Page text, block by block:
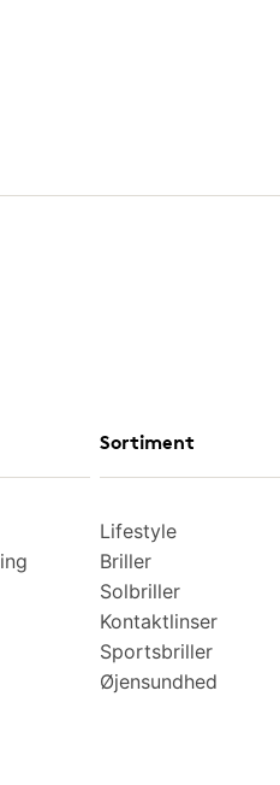
Sortiment
Lifestyle
Briller
Solbriller
Kontaktlinser
Sportsbriller
Øjensundhed